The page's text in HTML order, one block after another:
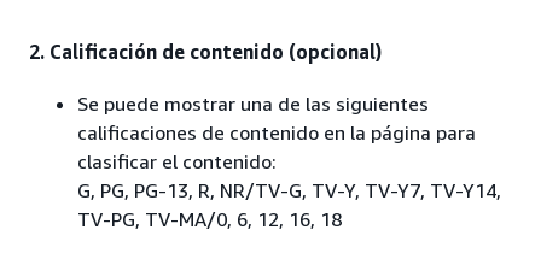
2. Calificación de contenido (opcional)
Se puede mostrar una de las siguientes
calificaciones de contenido en la página para
clasificar el contenido:
G, PG, PG-13, R, NR/TV-G, TV-Y, TV-Y7, TV-Y14,
TV-PG, TV-MA/0, 6, 12, 16, 18